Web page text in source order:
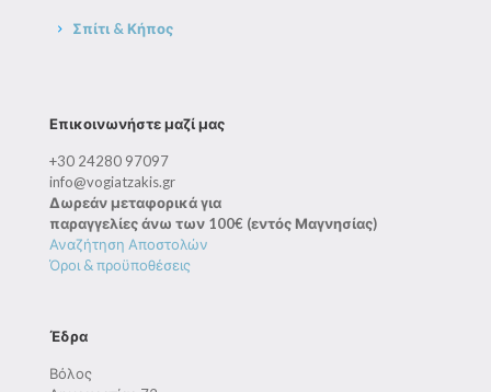
Σπίτι & Κήπος
Επικοινωνήστε μαζί μας
+30 24280 97097
info@vogiatzakis.gr
Δωρεάν μεταφορικά για
παραγγελίες άνω των 100€ (εντός Μαγνησίας)
Αναζήτηση Αποστολών
Όροι & προϋποθέσεις
Έδρα
Βόλος